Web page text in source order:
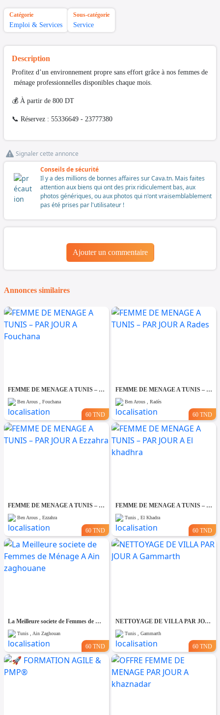
Catégorie
Emploi & Services
Sous-catégorie
Service
Description
Profitez d’un environnement propre sans effort grâce à nos femmes de
ménage professionnelles disponibles chaque mois.
💰 À partir de 800 DT
📞 Réservez : 55336649 - 23777380
Signaler cette annonce
Conseils de sécurité
Il y a des millions de bonnes affaires sur Cava.tn. Mais faites
attention aux biens qui ont des prix ridiculement bas, aux
photos génériques, ou aux photos qui n'ont vraisemblablement
pas été prises par l'utilisateur !
Ajouter un commentaire
Annonces similaires
FEMME DE MENAGE A TUNIS – PAR JOUR A Fouchana
Ben Arous , Fouchana
60 TND
FEMME DE MENAGE A TUNIS – PAR JOUR A Rades
Ben Arous , Radès
60 TND
FEMME DE MENAGE A TUNIS – PAR JOUR A Ezzahra
Ben Arous , Ezzahra
60 TND
FEMME DE MENAGE A TUNIS – PAR JOUR A El khadhra
Tunis , El Khadra
60 TND
La Meilleure societe de Femmes de Ménage A Ain zaghouane
Tunis , Ain Zaghouan
60 TND
NETTOYAGE DE VILLA PAR JOUR A Gammarth
Tunis , Gammarth
60 TND